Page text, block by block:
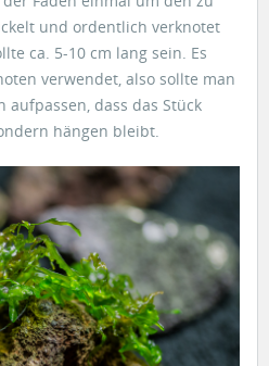
und ordentlich verknotet
ca. 5-10 cm lang sein. Es
verwendet, also sollte man
aufpassen, dass das Stück
hängen bleibt.